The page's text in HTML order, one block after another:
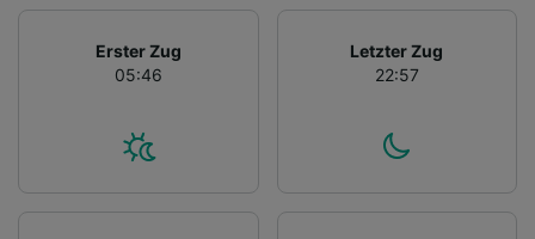
Erster Zug
05:46
Letzter Zug
22:57